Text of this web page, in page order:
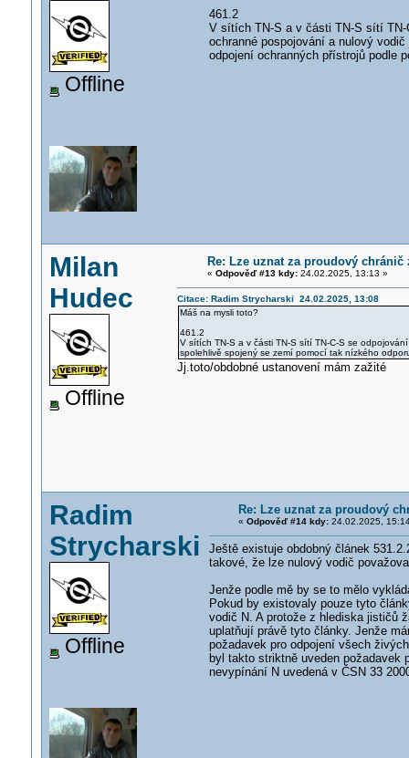
Offline
461.2
V sítích TN-S a v části TN-S sítí TN-
ochranné pospojování a nulový
odpojení ochranných přístrojů podle
Milan
Hudec
Offline
Re: Lze uznat za proudový
« Odpověď #13 kdy:24.02.2025, 13:13 »
Citace: Radim Strycharski 24.02.2025, 13:08
Máš na mysli toto?
461.2
V sítích TN-S a v části TN-S sítí TN-C-S se
spolehlivě spojený se zemí pomocí tak nízkého
Jj.toto/obdobné ustanovení mám zažité
Radim
Strycharski
Offline
Re: Lze uznat za proudový
« Odpověď #14 kdy:24.02.2025,
Ještě existuje obdobný článek
takové, že lze nulový vodič
Jenže podle mě by se to mělo
Pokud by existovaly pouze tyto
vodič N. A protože z hlediska jističů
uplatňují právě tyto články. Jenže
požadavek pro odpojení všech
byl takto striktně uveden
nevypínání N uvedená v ČSN 33